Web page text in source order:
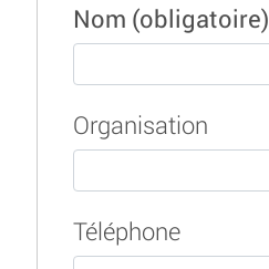
Nom (obligatoire)
Organisation
Téléphone